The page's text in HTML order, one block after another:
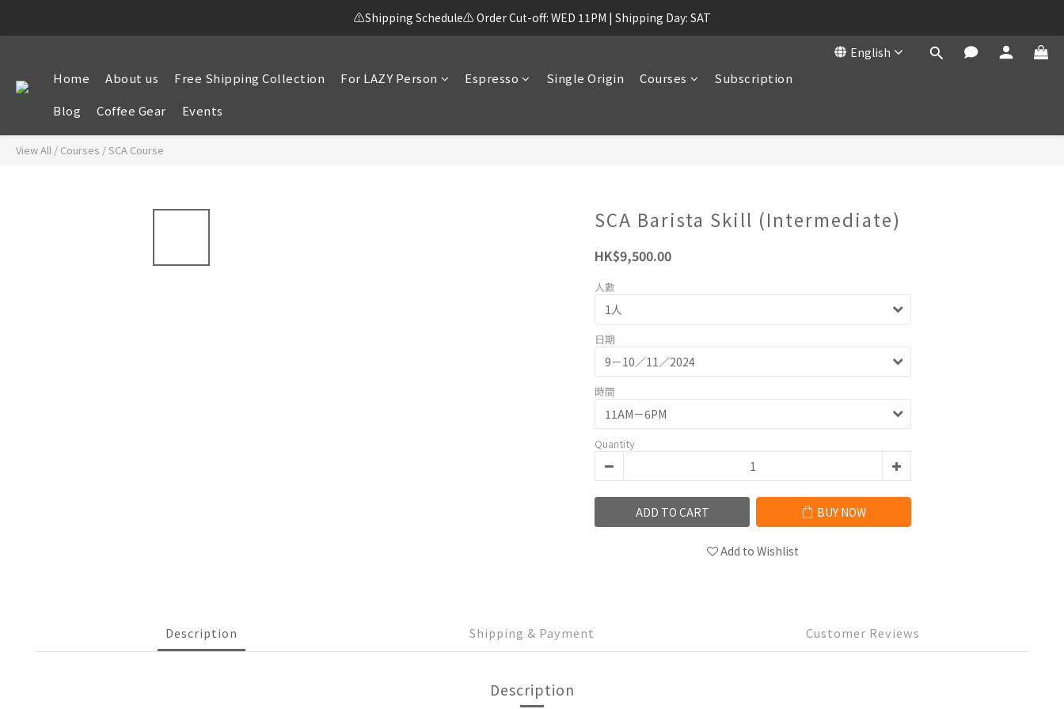
⚠️Shipping Schedule⚠️ Order Cut-off: WED 11PM | Shipping Day: SAT
English
Home About us Free Shipping Collection For LAZY Person Espresso Single Origin Courses
Subscription
Blog
Coffee Gear Events
View All / Courses /SCA Course
SCA Barista Skill (Intermediate)
HK$9,500.00
人數
日期
時間
Quantity
ADD TO CART BUY NOW
Add to Wishlist
Description Shipping & Payment Customer Reviews
Description